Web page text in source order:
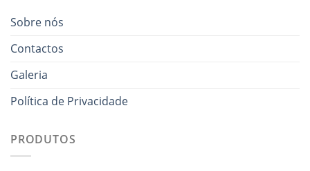
Sobre nós
Contactos
Galeria
Política de Privacidade
PRODUTOS